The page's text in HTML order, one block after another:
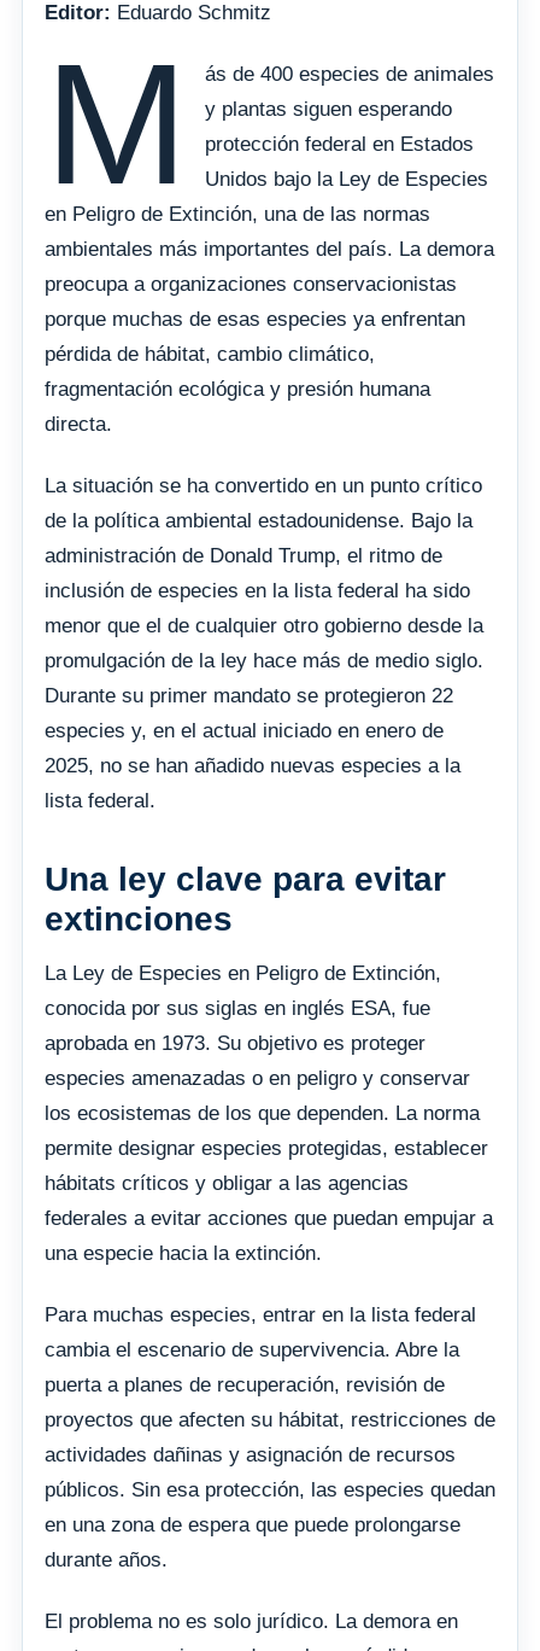
Editor: Eduardo Schmitz
M
ás de 400 especies de animales
y plantas siguen esperando
protección federal en Estados
Unidos bajo la Ley de Especies
en Peligro de Extinción, una de las normas
ambientales más importantes del país. La demora
preocupa a organizaciones conservacionistas
porque muchas de esas especies ya enfrentan
pérdida de hábitat, cambio climático,
fragmentación ecológica y presión humana
directa.
La situación se ha convertido en un punto crítico
de la política ambiental estadounidense. Bajo la
administración de Donald Trump, el ritmo de
inclusión de especies en la lista federal ha sido
menor que el de cualquier otro gobierno desde la
promulgación de la ley hace más de medio siglo.
Durante su primer mandato se protegieron 22
especies y, en el actual iniciado en enero de
2025, no se han añadido nuevas especies a la
lista federal.
Una ley clave para evitar
extinciones
La Ley de Especies en Peligro de Extinción,
conocida por sus siglas en inglés ESA, fue
aprobada en 1973. Su objetivo es proteger
especies amenazadas o en peligro y conservar
los ecosistemas de los que dependen. La norma
permite designar especies protegidas, establecer
hábitats críticos y obligar a las agencias
federales a evitar acciones que puedan empujar a
una especie hacia la extinción.
Para muchas especies, entrar en la lista federal
cambia el escenario de supervivencia. Abre la
puerta a planes de recuperación, revisión de
proyectos que afecten su hábitat, restricciones de
actividades dañinas y asignación de recursos
públicos. Sin esa protección, las especies quedan
en una zona de espera que puede prolongarse
durante años.
El problema no es solo jurídico. La demora en